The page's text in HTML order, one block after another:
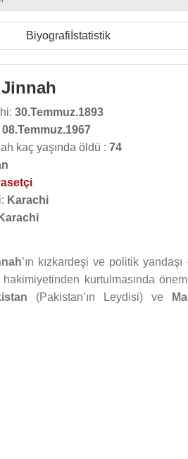
Biyografi İstatistik
30.Temmuz.1893
08.Temmuz.1967
kaç yaşında öldü : 74
Karachi
Karachi
’ın kızkardeşi ve politik
hakimiyetinden kurtulmasında
(Pakistan’ın Leydisi) ve